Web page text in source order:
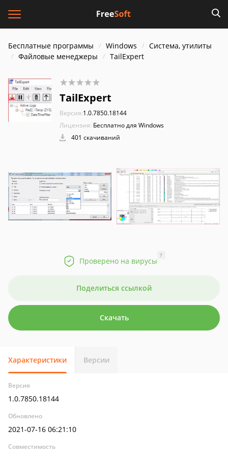
Бесплатные программы Windows
Система, утилиты
Файловые менеджеры
TailExpert
TailExpert
Версия:1.0.7850.18144
Лицензия: Бесплатно для Windows
401 скачиваний
Проверено на вирусы
?
Поделиться ссылкой
Скачать
Характеристики Версии
Версия
1.0.7850.18144
Обновлено
2021-07-16 06:21:10
Совместимость